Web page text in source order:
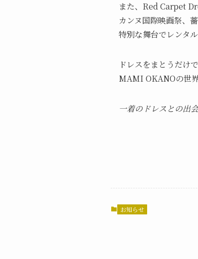
また、Red Carpet
カンヌ国際映画祭、
特別な舞台でレンタ
ドレスをまとうだけで
MAMI OKANOの世
一着のドレスとの出
お知らせ